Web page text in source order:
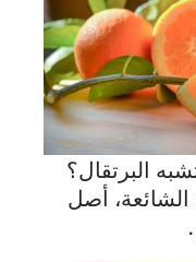
البرتقال؟
الشائعة، أصل